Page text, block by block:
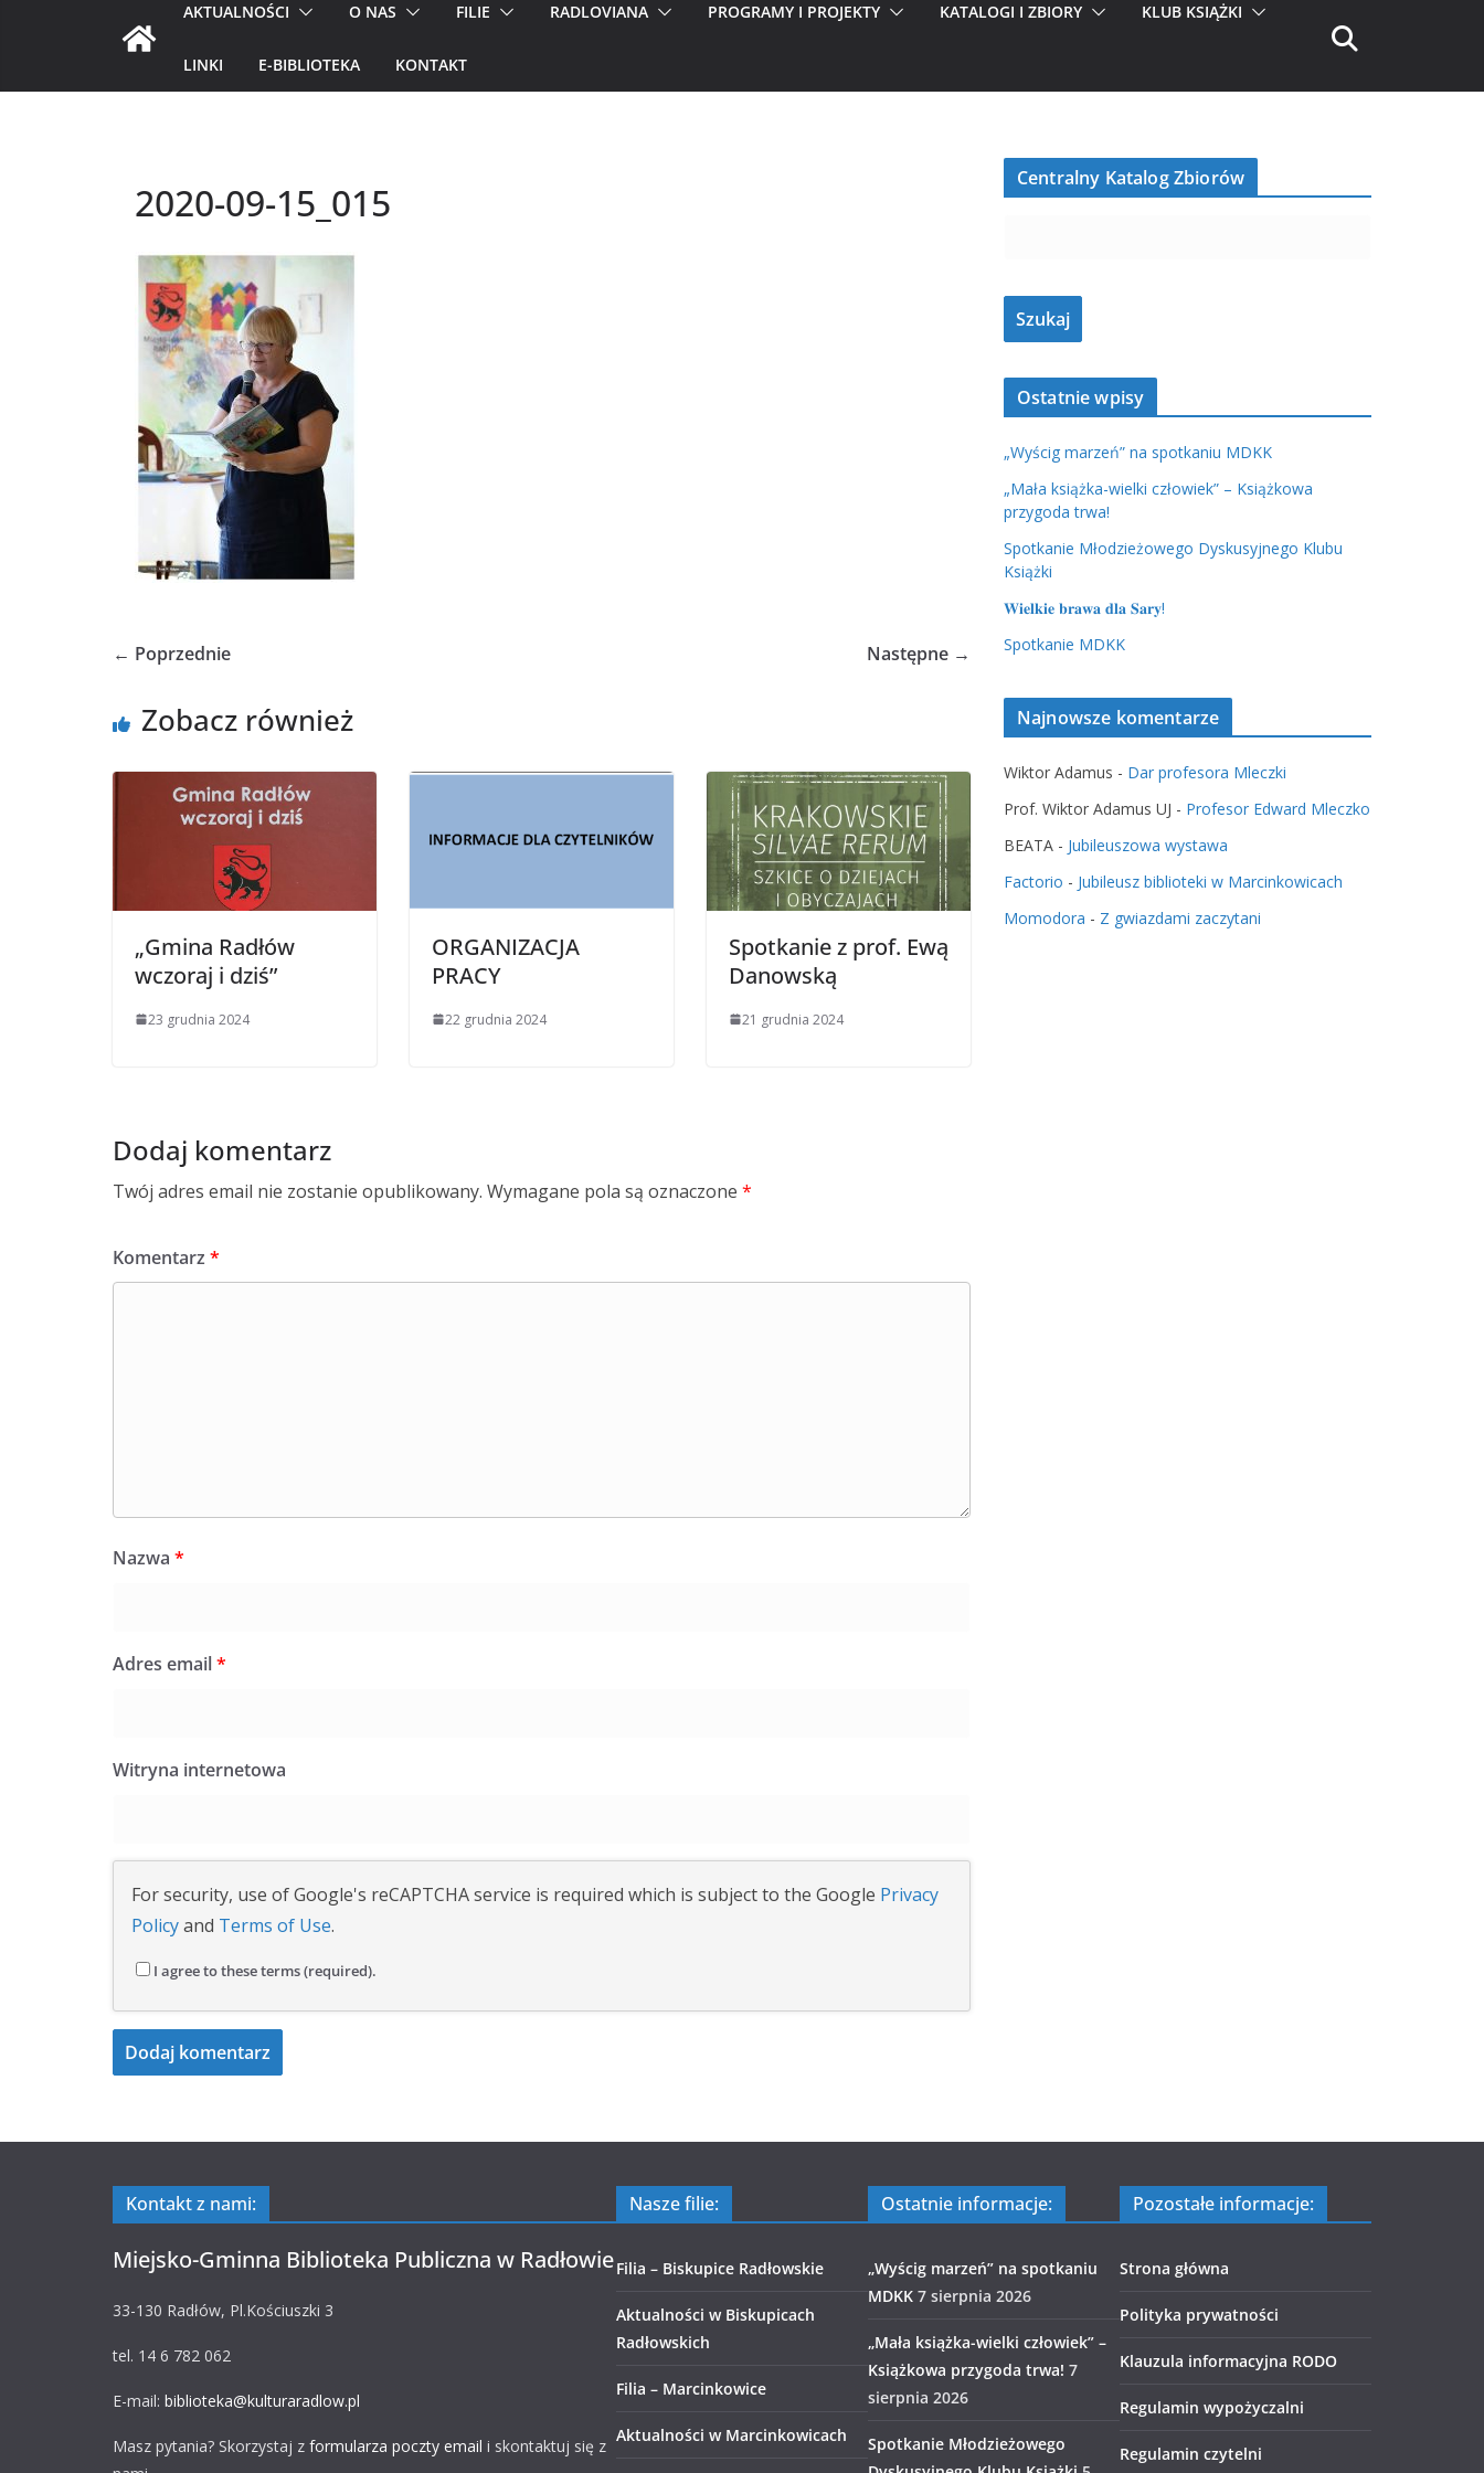
AKTUALNOŚCI O NAS FILIE RADLOVIANA PROGRAMY I PROJEKTY KATALOGI I ZBIORY KLUB KSIĄŻKI
LINKI E-BIBLIOTEKA KONTAKT
2020-09-15_015
← Poprzednie Następne →
Zobacz również
„Gmina Radłów
wczoraj i dziś”
23 grudnia 2024
ORGANIZACJA
PRACY
22 grudnia 2024
Spotkanie z prof. Ewą
Danowską
21 grudnia 2024
Dodaj komentarz
Twój adres email nie zostanie opublikowany. Wymagane pola są oznaczone *
Komentarz *
Nazwa *
Adres email*
Witryna internetowa
For security, use of Google's reCAPTCHA service is required which is subject to the Google Privacy
Policyand Terms of Use.
I agree to these terms (required).
Centralny Katalog Zbiorów
Ostatnie wpisy
„Wyścig marzeń” na spotkaniu MDKK
„Mała książka-wielki człowiek” – Książkowa
przygoda trwa!
Spotkanie Młodzieżowego Dyskusyjnego Klubu
Książki
𝐖𝐢𝐞𝐥𝐤𝐢𝐞 𝐛𝐫𝐚𝐰𝐚 𝐝𝐥𝐚 𝐒𝐚𝐫𝐲!
Spotkanie MDKK
Najnowsze komentarze
Wiktor Adamus - Dar profesora Mleczki
Prof. Wiktor Adamus UJ - Profesor Edward Mleczko
BEATA - Jubileuszowa wystawa
Factorio - Jubileusz biblioteki w Marcinkowicach
Momodora - Z gwiazdami zaczytani
Kontakt z nami:
Miejsko-Gminna Biblioteka Publiczna w Radłowie
33-130 Radłów, Pl.Kościuszki 3
tel. 14 6 782 062
E-mail: biblioteka@kulturaradlow.pl
Masz pytania? Skorzystaj z formularza poczty email i skontaktuj się z
Nasze filie:
Filia – Biskupice Radłowskie
Aktualności w Biskupicach
Radłowskich
Filia – Marcinkowice
Aktualności w Marcinkowicach
Ostatnie informacje:
„Wyścig marzeń” na spotkaniu
MDKK 7 sierpnia 2026
„Mała książka-wielki człowiek” –
Książkowa przygoda trwa! 7
sierpnia 2026
Spotkanie Młodzieżowego
Pozostałe informacje:
Strona główna
Polityka prywatności
Klauzula informacyjna RODO
Regulamin wypożyczalni
Regulamin czytelni